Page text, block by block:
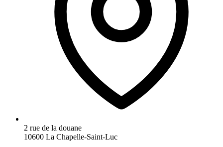
2 rue de la douane
10600 La Chapelle-Saint-Luc